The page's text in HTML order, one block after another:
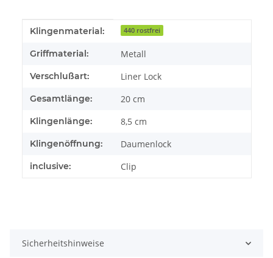
Produkteigenschaft
Wert
Klingenmaterial: 440 rostfrei
Griffmaterial: Metall
Verschlußart: Liner Lock
Gesamtlänge: 20 cm
Klingenlänge: 8,5 cm
Klingenöffnung: Daumenlock
inclusive: Clip
Sicherheitshinweise